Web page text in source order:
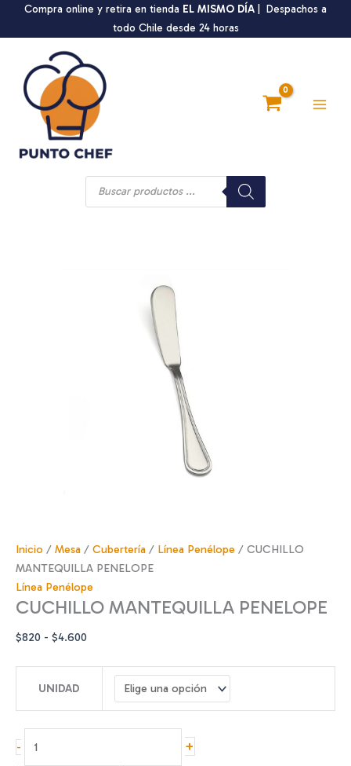
Compra online y retira en tienda EL MISMO DÍA | Despachos a
todo Chile desde 24 horas
Búsqueda
Inicio / Mesa / Cubertería / Línea Penélope / CUCHILLO
MANTEQUILLA PENELOPE
Línea Penélope
CUCHILLO MANTEQUILLA PENELOPE
$820 - $4.600
precios:
$820
hasta
UNIDAD
-
MANTEQUILLA
+